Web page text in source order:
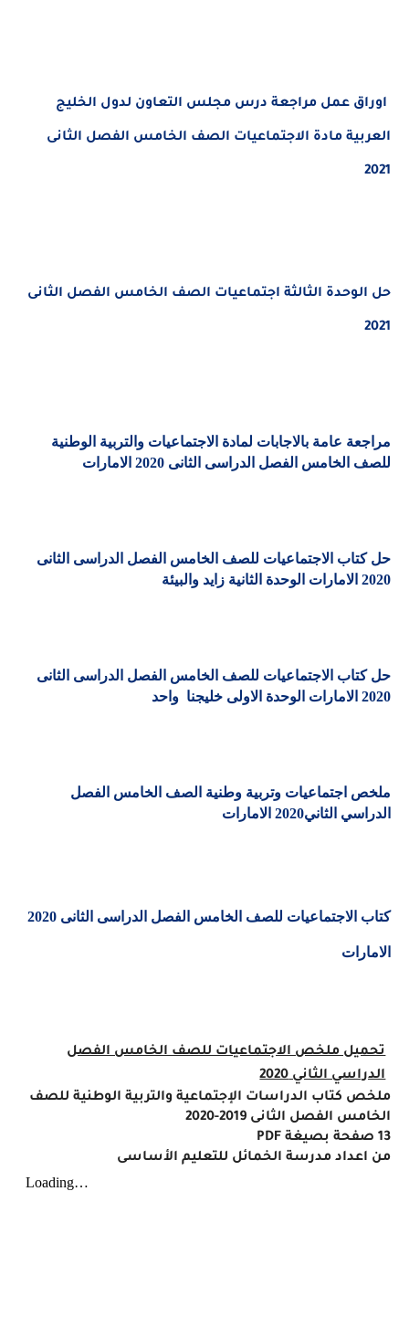
اوراق عمل مراجعة درس مجلس التعاون لدول الخليج
العربية مادة الاجتماعيات الصف الخامس الفصل الثانى
2021
حل الوحدة الثالثة اجتماعيات الصف الخامس الفصل الثانى
2021
مراجعة عامة بالاجابات لمادة الاجتماعيات والتربية الوطنية
للصف الخامس الفصل الدراسى الثانى 2020 الامارات
حل كتاب الاجتماعيات للصف الخامس الفصل الدراسى الثانى
2020 الامارات الوحدة الثانية زايد والبيئة
حل كتاب الاجتماعيات للصف الخامس الفصل الدراسى الثانى
2020 الامارات الوحدة الاولى خليجنا
واحد
ملخص اجتماعيات وتربية وطنية الصف الخامس الفصل
الدراسي الثاني2020 الامارات
كتاب الاجتماعيات للصف الخامس الفصل الدراسى الثانى 2020
الامارات
تحميل ملخص الاجتماعيات للصف الخامس الفصل
الدراسي الثاني2020
ملخص كتاب الدراسات الإجتماعية والتربية الوطنية للصف
الخامس الفصل الثانى 2019-2020
13 صفحة بصيغة
PDF
من اعداد مدرسة الخمائل للتعليم الأساسى